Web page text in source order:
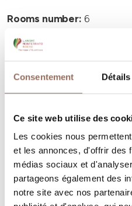
Consentement Détails
Ce site web utilise des
Les cookies nous
et les annonces, d'offrir des
médias sociaux et
partageons également des
notre site avec nos
Rooms number: 6
Nombre de salles de bains:
Vos
Programmez où dormir,
dans chaque coin de